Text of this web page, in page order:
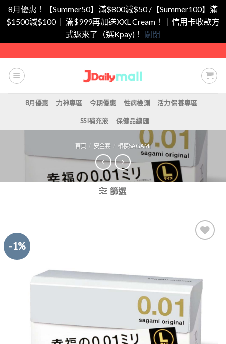
8月優惠！【Summer50】滿$800減$50 /【Summer100】滿
$1500減$100｜ 滿$999再加送XXL Cream！｜信用卡收款方
式返來了（選Kpay)！ 關閉
to
content
8月優惠 力神專區 今期優惠 性病檢測 活力保養專區
SSI補充液 保健品總匯
首頁 / 安全套 / 相模SAGAMI
篩選
-1%